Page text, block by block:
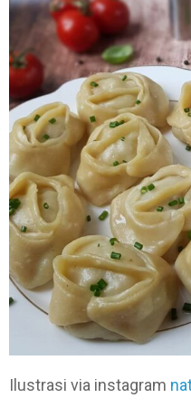
Ilustrasi via instagram